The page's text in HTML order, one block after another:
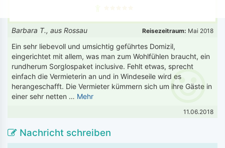
Barbara T., aus Rossau Reisezeitraum: Mai 2018
Ein sehr liebevoll und umsichtig geführtes Domizil,
eingerichtet mit allem, was man zum Wohlfühlen braucht, ein
rundherum Sorglospaket inclusive. Fehlt etwas, sprecht
einfach die Vermieterin an und in Windeseile wird es
herangeschafft. Die Vermieter kümmern sich um ihre Gäste in
einer sehr netten … Mehr
11.06.2018
Nachricht schreiben